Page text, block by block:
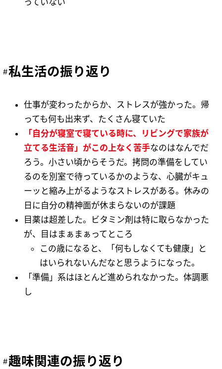
っていない
私生活の振り返り
仕事が変わったからか、ストレスが強かった。帰
っても何も出来ず、たくさん寝ていた
「自分が寝室で寝ている時に、リビングで家族が
立てる生活音」がこの上なく苦手なのはなんでだ
ろう。小さい頃からそうだ。拷問の準備をしてい
るのを別室で待っているかのような、心臓がキュ
ーッと縮み上がるようなストレスがある。休みの
日に自分の精神面が休まらないのが課題
目薬は超差した。ビタミン剤は特に取らなかった
が、目はまぁまぁってところ
この歳になると、「何もしなくても健康」と
はいられないんだなと思うようになった。
「準備」系はほとんど進められなかった。体調悪
し
趣味関連の振り返り